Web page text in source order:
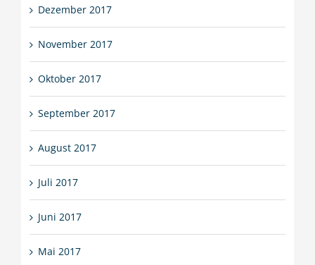
Dezember 2017
November 2017
Oktober 2017
September 2017
August 2017
Juli 2017
Juni 2017
Mai 2017